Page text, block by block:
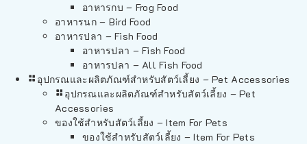
อาหารกบ – Frog Food
อาหารนก – Bird Food
อาหารปลา – Fish Food
อาหารปลา – Fish Food
อาหารปลา – All Fish Food
อุปกรณและผลิตภัณฑ์สำหรับสัตว์เลี้ยง – Pet Accessories
อุปกรณและผลิตภัณฑ์สำหรับสัตว์เลี้ยง – Pet
Accessories
ของใช้สำหรับสัตว์เลี้ยง – Item For Pets
ของใช้สำหรับสัตว์เลี้ยง – Item For Pets